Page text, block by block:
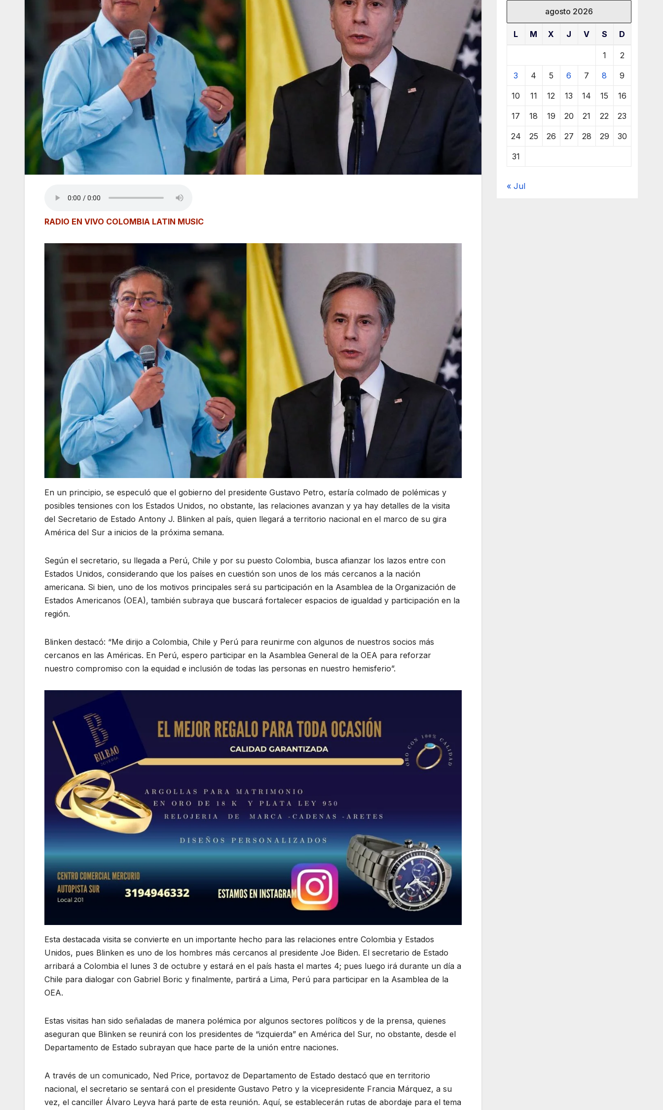
RADIO EN VIVO COLOMBIA LATIN MUSIC
En un principio, se especuló que el gobierno del presidente Gustavo Petro, estaría colmado de polémicas y
posibles tensiones con los Estados Unidos, no obstante, las relaciones avanzan y ya hay detalles de la visita
del Secretario de Estado Antony J. Blinken al país, quien llegará a territorio nacional en el marco de su gira
América del Sur a inicios de la próxima semana.
Según el secretario, su llegada a Perú, Chile y por su puesto Colombia, busca afianzar los lazos entre con
Estados Unidos, considerando que los países en cuestión son unos de los más cercanos a la nación
americana. Si bien, uno de los motivos principales será su participación en la Asamblea de la Organización de
Estados Americanos (OEA), también subraya que buscará fortalecer espacios de igualdad y participación en la
región.
Blinken destacó: “Me dirijo a Colombia, Chile y Perú para reunirme con algunos de nuestros socios más
cercanos en las Américas. En Perú, espero participar en la Asamblea General de la OEA para reforzar
nuestro compromiso con la equidad e inclusión de todas las personas en nuestro hemisferio”.
Esta destacada visita se convierte en un importante hecho para las relaciones entre Colombia y Estados
Unidos, pues Blinken es uno de los hombres más cercanos al presidente Joe Biden. El secretario de Estado
arribará a Colombia el lunes 3 de octubre y estará en el país hasta el martes 4; pues luego irá durante un día a
Chile para dialogar con Gabriel Boric y finalmente, partirá a Lima, Perú para participar en la Asamblea de la
OEA.
Estas visitas han sido señaladas de manera polémica por algunos sectores políticos y de la prensa, quienes
aseguran que Blinken se reunirá con los presidentes de “izquierda” en América del Sur, no obstante, desde el
Departamento de Estado subrayan que hace parte de la unión entre naciones.
A través de un comunicado, Ned Price, portavoz de Departamento de Estado destacó que en territorio
nacional, el secretario se sentará con el presidente Gustavo Petro y la vicepresidente Francia Márquez, a su
vez, el canciller Álvaro Leyva hará parte de esta reunión. Aquí, se establecerán rutas de abordaje para el tema
agosto 2026
L M X J V S D
1 2
3 4 5 6 7 8 9
10 11 12 13 14 15 16
17 18 19 20 21 22 23
24 25 26 27 28 29 30
31
« Jul